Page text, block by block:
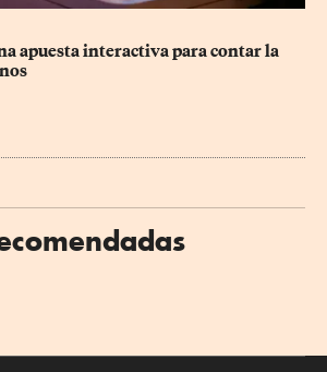
apuesta interactiva para contar la